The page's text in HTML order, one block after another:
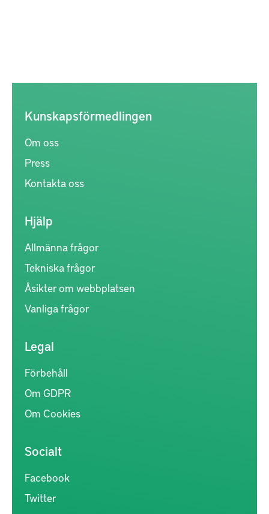
Kunskapsförmedlingen
Om oss
Press
Kontakta oss
Hjälp
Allmänna frågor
Tekniska frågor
Åsikter om webbplatsen
Vanliga frågor
Legal
Förbehåll
Om GDPR
Om Cookies
Socialt
Facebook
Twitter